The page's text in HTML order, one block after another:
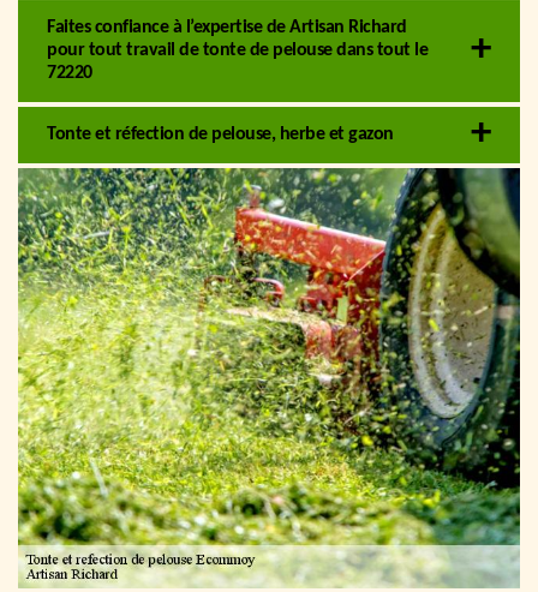
Faites confiance à l’expertise de Artisan Richard
pour tout travail de tonte de pelouse dans tout le
72220
Tonte et réfection de pelouse, herbe et gazon